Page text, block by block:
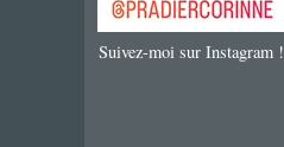
Suivez-moi sur Instagram !